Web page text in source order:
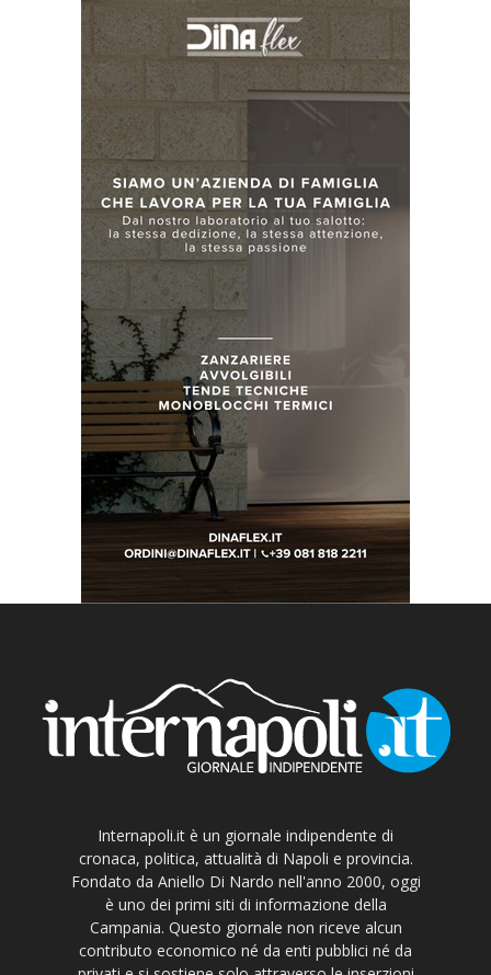
Internapoli.it è un giornale indipendente di
cronaca, politica, attualità di Napoli e provincia.
Fondato da Aniello Di Nardo nell'anno 2000, oggi
è uno dei primi siti di informazione della
Campania. Questo giornale non riceve alcun
contributo economico né da enti pubblici né da